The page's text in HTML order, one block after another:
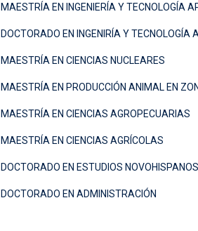
MAESTRÍA EN INGENIERÍA Y TECNOLOGÍA
DOCTORADO EN INGENIRÍA Y TECNOLOGÍA
MAESTRÍA EN CIENCIAS NUCLEARES
MAESTRÍA EN PRODUCCIÓN ANIMAL EN
MAESTRÍA EN CIENCIAS AGROPECUARIAS
MAESTRÍA EN CIENCIAS AGRÍCOLAS
DOCTORADO EN ESTUDIOS NOVOHISPANOS
DOCTORADO EN ADMINISTRACIÓN